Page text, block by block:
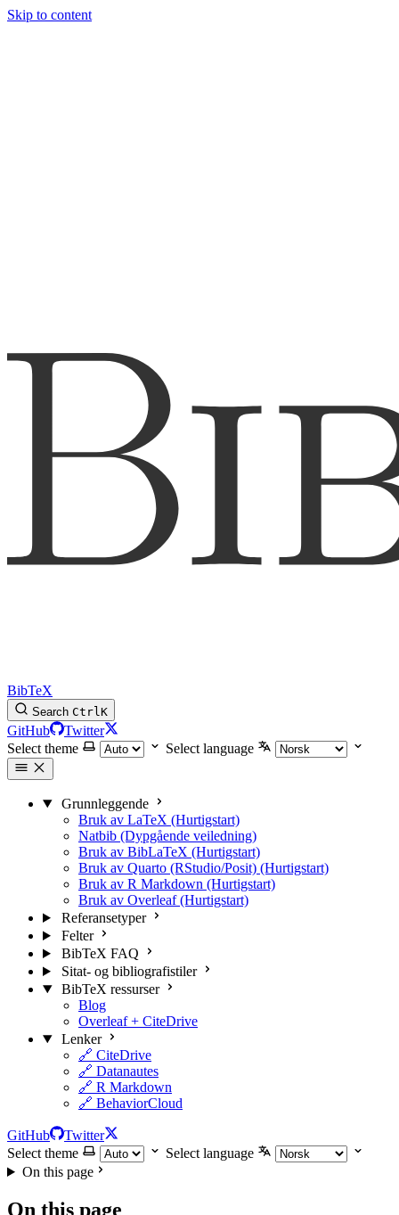
Skip to content
BibTeX
Search CtrlK
GitHub
Twitter
Select theme
Select language
Grunnleggende
Bruk av LaTeX (Hurtigstart)
Natbib (Dypgående veiledning)
Bruk av BibLaTeX (Hurtigstart)
Bruk av Quarto (RStudio/Posit) (Hurtigstart)
Bruk av R Markdown (Hurtigstart)
Bruk av Overleaf (Hurtigstart)
Referansetyper
Felter
BibTeX FAQ
Sitat- og bibliografistiler
BibTeX ressurser
Blog
Overleaf + CiteDrive
Lenker
🔗 CiteDrive
🔗 Datanautes
🔗 R Markdown
🔗 BehaviorCloud
GitHub
Twitter
Select theme
Select language
On this page
On this page